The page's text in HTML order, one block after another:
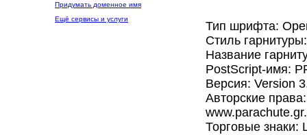
Придумать доменное имя
Ещё сервисы и услуги
Тип шрифта:
Стиль
Название
PostScript-имя:
Версия: Version
Авторские
Торговые знаки: